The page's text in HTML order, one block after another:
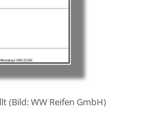
(Bild: WW Reifen GmbH)